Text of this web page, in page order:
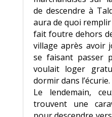
de descendre à
aura de quoi
fait foutre dehors
village après avoir
se faisant passer
voulait loger
dormir dans l’écurie.
Le lendemain,
trouvent une